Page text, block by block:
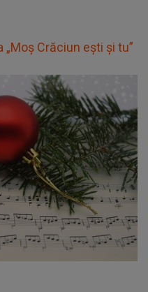
„Moș Crăciun ești și tu”